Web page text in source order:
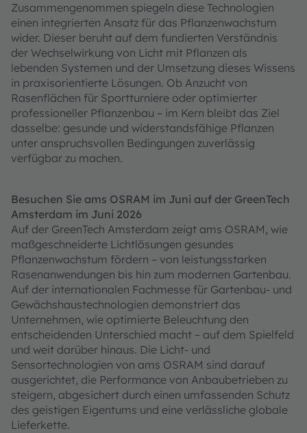
Zusammengenommen spiegeln diese Technologien
einen integrierten Ansatz für das Pflanzenwachstum
wider. Dieser beruht auf dem fundierten Verständnis
der Wechselwirkung von Licht mit Pflanzen als
lebenden Systemen und der Umsetzung dieses Wissens
in praxisorientierte Lösungen. Ob Anzucht von
Rasenflächen für Sportturniere oder optimierter
professioneller Pflanzenbau – im Kern bleibt das Ziel
dasselbe: gesunde und widerstandsfähige Pflanzen
unter anspruchsvollen Bedingungen zuverlässig
verfügbar zu machen.
Besuchen Sie ams OSRAM im Juni auf der GreenTech
Amsterdam im Juni 2026
Auf der GreenTech Amsterdam zeigt ams OSRAM, wie
maßgeschneiderte Lichtlösungen gesundes
Pflanzenwachstum fördern – von leistungsstarken
Rasenanwendungen bis hin zum modernen Gartenbau.
Auf der internationalen Fachmesse für Gartenbau- und
Gewächshaustechnologien demonstriert das
Unternehmen, wie optimierte Beleuchtung den
entscheidenden Unterschied macht – auf dem Spielfeld
und weit darüber hinaus. Die Licht- und
Sensortechnologien von ams OSRAM sind darauf
ausgerichtet, die Performance von Anbaubetrieben zu
steigern, abgesichert durch einen umfassenden Schutz
des geistigen Eigentums und eine verlässliche globale
Lieferkette.